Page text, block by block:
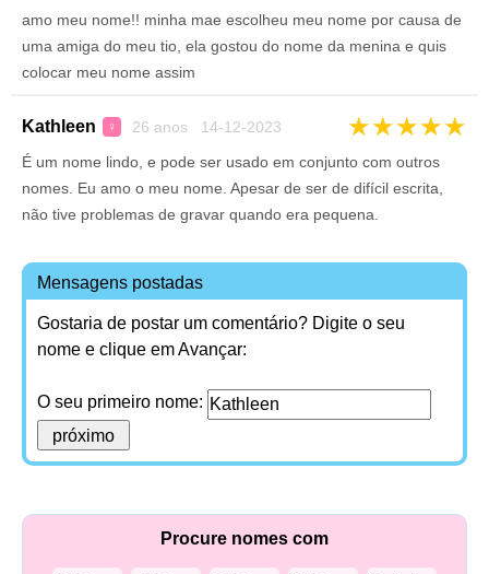
amo meu nome!! minha mae escolheu meu nome por causa de
uma amiga do meu tio, ela gostou do nome da menina e quis
colocar meu nome assim
Kathleen ♀ 26 anos 14-12-2023 ★★★★★
É um nome lindo, e pode ser usado em conjunto com outros
nomes. Eu amo o meu nome. Apesar de ser de difícil escrita,
não tive problemas de gravar quando era pequena.
Mensagens postadas
Gostaria de postar um comentário? Digite o seu
nome e clique em Avançar:
O seu primeiro nome:
Procure nomes com